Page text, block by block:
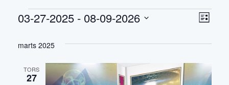
Begivenheder
af
Liste
03-27-2025 - 08-09-2026
dato.
marts 2025
TORS
27